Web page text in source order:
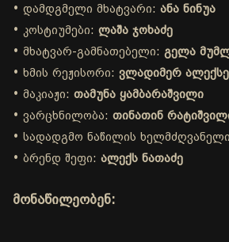
• დამდგმელი მხატვარი: ანა ნინუა
• კოსტიუმები: ლაშა ჯოხაძე
• მხატვარ-გამნათებელი: გელა
• ხმის რეჟისორი: ვლადიმერ
• მაკიაჟი: თამუნა ყამბარაშვილი
• ვარცხნილობა: თინათინ
• სადადგმო ნაწილის
• ბრენდ შეფი: ალექს ნათაძე
მონაწილეობენ: